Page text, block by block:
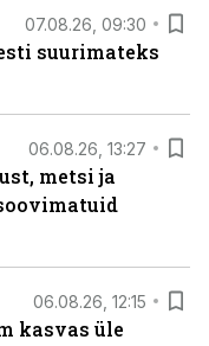
07.08.26, 09:30
suurimateks
06.08.26, 13:27
metsi ja
06.08.26, 12:15
kasvas üle